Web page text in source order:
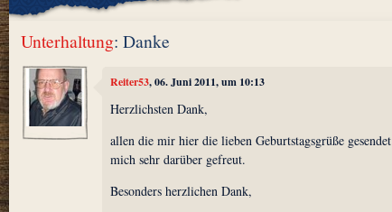
Unterhaltung: Danke
Reiter53, 06. Juni 2011, um 10:13
Herzlichsten Dank,
allen die mir hier die lieben Geburtstagsgrüße
mich sehr darüber gefreut.
Besonders herzlichen Dank,